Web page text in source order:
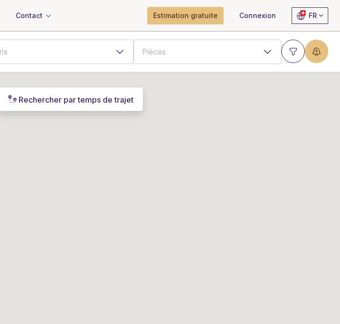
Contact Estimation gratuite Connexion FR
Rechercher par temps de trajet